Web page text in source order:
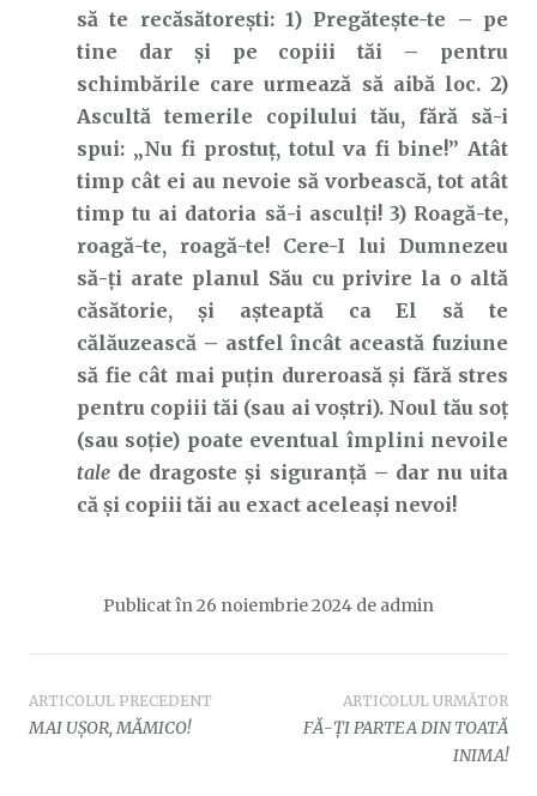
să te recăsătorești: 1) Pregătește-te – pe
tine dar și pe copiii tăi – pentru
schimbările care urmează să aibă loc. 2)
Ascultă temerile copilului tău, fără să-i
spui: „Nu fi prostuț, totul va fi bine!” Atât
timp cât ei au nevoie să vorbească, tot atât
timp tu ai datoria să-i asculți! 3) Roagă-te,
roagă-te, roagă-te! Cere-I lui Dumnezeu
să-ți arate planul Său cu privire la o altă
căsătorie, și așteaptă ca El să te
călăuzească – astfel încât această fuziune
să fie cât mai puțin dureroasă și fără stres
pentru copiii tăi (sau ai voștri). Noul tău soț
(sau soție) poate eventual împlini nevoile
tale de dragoste și siguranță – dar nu uita
că și copiii tăi au exact aceleași nevoi!
Publicat în 26 noiembrie 2024 de admin
Navigare
ARTICOLUL PRECEDENT
MAI UȘOR, MĂMICO!
ARTICOLUL URMĂTOR
FĂ-ȚI PARTEA DIN TOATĂ
INIMA!